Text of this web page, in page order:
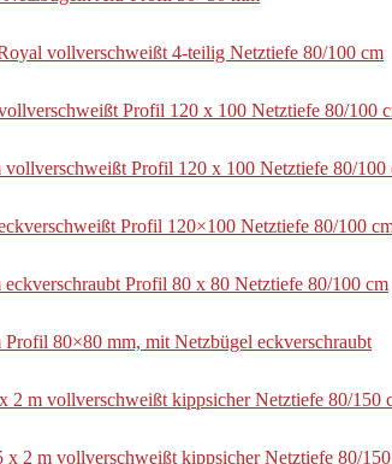
vollverschweißt 4-teilig Netztiefe 80/100 cm
Profil 120 x 100 Netztiefe 80/100
Profil 120 x 100 Netztiefe 80/100
Profil 120×100 Netztiefe 80/100
Profil 80 x 80 Netztiefe 80/100 cm
80×80 mm, mit Netzbügel eckverschraubt
2 m vollverschweißt kippsicher Netztiefe 80/150
2 m vollverschweißt kippsicher Netztiefe 80/